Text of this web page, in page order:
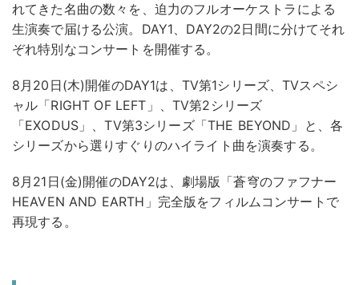
れてきた名曲の数々を、迫力のフルオーケストラによる
生演奏で届ける公演。DAY1、DAY2の2日間に分けてそれ
ぞれ特別なコンサートを開催する。
8月20日(木)開催のDAY1は、TV第1シリーズ、TVスペシ
ャル「RIGHT OF LEFT」、TV第2シリーズ
「EXODUS」、TV第3シリーズ「THE BEYOND」と、各
シリーズから選りすぐりのハイライト曲を演奏する。
8月21日(金)開催のDAY2は、劇場版「蒼穹のファフナー
HEAVEN AND EARTH」完全版をフィルムコンサートで
再現する。